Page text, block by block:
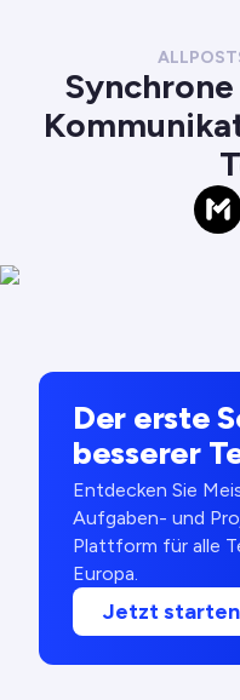
Der erste
besserer
Entdecken Sie
Aufgaben- und
Plattform für alle
Europa.
Jetzt starten